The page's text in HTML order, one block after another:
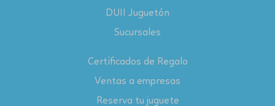
DUII Juguetón
Sucursales
Certificados de Regalo
Ventas a empresas
Reserva tu juguete